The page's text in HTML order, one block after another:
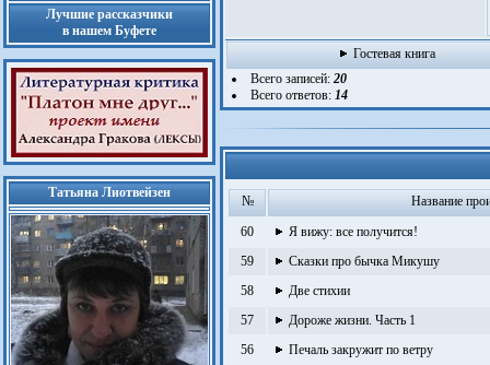
Лучшие рассказчики
в нашем Буфете
Татьяна Лиотвейзен
Гостевая книга
Всего записей: 20
Всего ответов: 14
№
Название
60
Я вижу: все получится!
59
Сказки про бычка Микушу
58
Две стихии
57
Дороже жизни. Часть 1
56
Печаль закружит по ветру